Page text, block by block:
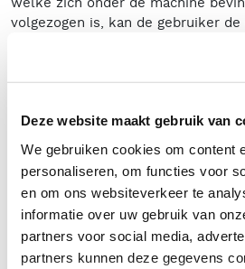
Deze website maakt gebruik van
We gebruiken cookies om content
personaliseren, om functies voor
en om ons websiteverkeer te
informatie over uw gebruik van
partners voor social media,
partners kunnen deze gegevens
volgezogen is, kan de gebruiker
onder de machine vandaan rijden
reinigingswerkzaamheden weer
Stofzuiger accessoires
De machine is uit te rusten met
accessoires, welke ervoor zorgen
effectief stoffen in kleine kieren,
zuigen. Zo is uw werk- en
stofvrij!